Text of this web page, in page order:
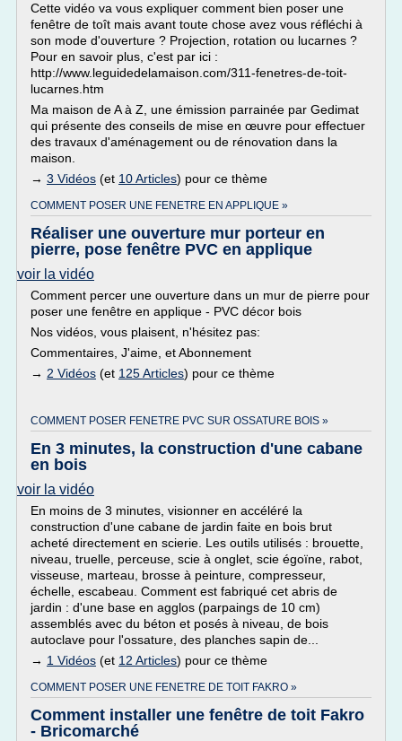
Cette vidéo va vous expliquer comment bien poser une
fenêtre de toît mais avant toute chose avez vous réfléchi à
son mode d'ouverture ? Projection, rotation ou lucarnes ?
Pour en savoir plus, c'est par ici :
http://www.leguidedelamaison.com/311-fenetres-de-toit-
lucarnes.htm
Ma maison de A à Z, une émission parrainée par Gedimat
qui présente des conseils de mise en œuvre pour effectuer
des travaux d'aménagement ou de rénovation dans la
maison.
→ 3 Vidéos (et 10 Articles) pour ce thème
COMMENT POSER UNE FENETRE EN APPLIQUE »
Réaliser une ouverture mur porteur en
pierre, pose fenêtre PVC en applique
voir la vidéo
Comment percer une ouverture dans un mur de pierre pour
poser une fenêtre en applique - PVC décor bois
Nos vidéos, vous plaisent, n'hésitez pas:
Commentaires, J'aime, et Abonnement
→ 2 Vidéos (et 125 Articles) pour ce thème
COMMENT POSER FENETRE PVC SUR OSSATURE BOIS »
En 3 minutes, la construction d'une cabane
en bois
voir la vidéo
En moins de 3 minutes, visionner en accéléré la
construction d'une cabane de jardin faite en bois brut
acheté directement en scierie. Les outils utilisés : brouette,
niveau, truelle, perceuse, scie à onglet, scie égoïne, rabot,
visseuse, marteau, brosse à peinture, compresseur,
échelle, escabeau. Comment est fabriqué cet abris de
jardin : d'une base en agglos (parpaings de 10 cm)
assemblés avec du béton et posés à niveau, de bois
autoclave pour l'ossature, des planches sapin de...
→ 1 Vidéos (et 12 Articles) pour ce thème
COMMENT POSER UNE FENETRE DE TOIT FAKRO »
Comment installer une fenêtre de toit Fakro
- Bricomarché